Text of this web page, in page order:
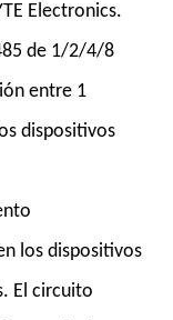
Electronics.
de 1/2/4/8
entre 1
dispositivos
los dispositivos
El circuito